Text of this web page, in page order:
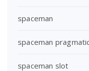
spaceman
spaceman
spaceman slot